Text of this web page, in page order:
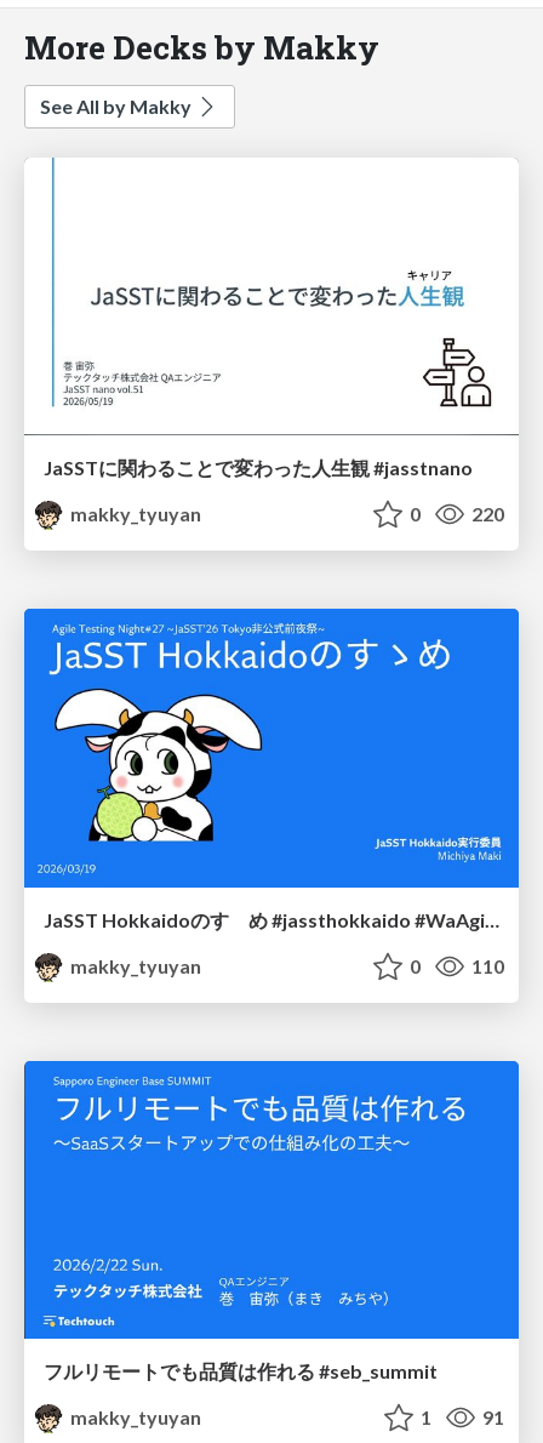
More Decks by Makky
See All by Makky
JaSSTに関わることで変わった人生観 #jasstnano
makky_tyuyan
0 220
makky_tyuyan
0 110
フルリモートでも品質は作れる #seb_summit
makky_tyuyan
1 91